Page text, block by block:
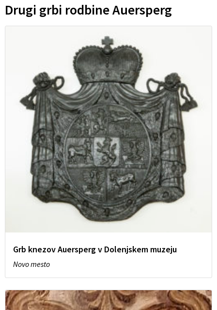
Drugi grbi rodbine Auersperg
Grb knezov Auersperg v Dolenjskem muzeju
Novo mesto